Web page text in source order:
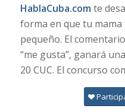
HablaCuba.com te
forma en que tu
pequeño. El
“me gusta”, ganará
20 CUC. El concurso